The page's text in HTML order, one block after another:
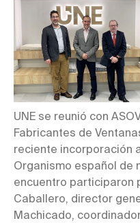
UNE se reunió con
Fabricantes de
reciente incorporación
Organismo español de
encuentro participaron
Caballero, director
Machicado,